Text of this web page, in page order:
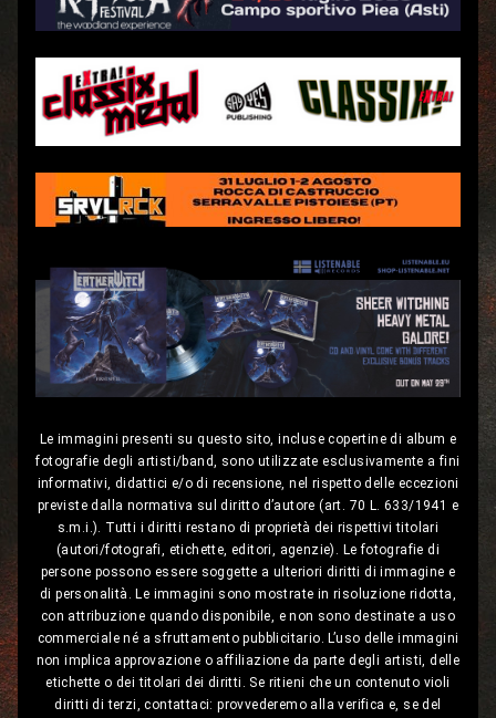
Le immagini presenti su questo sito, incluse copertine di album e
fotografie degli artisti/band, sono utilizzate esclusivamente a fini
informativi, didattici e/o di recensione, nel rispetto delle eccezioni
previste dalla normativa sul diritto d’autore (art. 70 L. 633/1941 e
s.m.i.). Tutti i diritti restano di proprietà dei rispettivi titolari
(autori/fotografi, etichette, editori, agenzie). Le fotografie di
persone possono essere soggette a ulteriori diritti di immagine e
di personalità. Le immagini sono mostrate in risoluzione ridotta,
con attribuzione quando disponibile, e non sono destinate a uso
commerciale né a sfruttamento pubblicitario. L’uso delle immagini
non implica approvazione o affiliazione da parte degli artisti, delle
etichette o dei titolari dei diritti. Se ritieni che un contenuto violi
diritti di terzi, contattaci: provvederemo alla verifica e, se del